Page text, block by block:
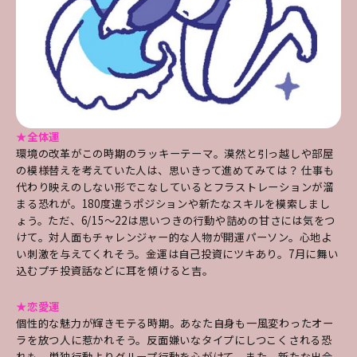
★全体運
環境の改革がこの時期のラッキーテーマ。漠然と引っ越しや部屋
の模様替えを考えていた人は、思いきって進めてみては？ 仕事も
代わり映えのしない形でこなしているとフラストレーションが溜
まる恐れが。180度違うポジションや新たなスキルを模索しまし
ょう。ただ、6/15～22は思いつきの行動や詰めの甘さには気をつ
けて。対人面もチャレンジャー的な人物が開運パーソン。心地よ
い刺激を与えてくれそう。金運は自己投資にツキあり。7月に舞い
込むプチ投資話などに耳を傾けると吉。
★恋愛運
個性的な魅力が輝きモテる時期。あなた自身も一風変わったオー
ラを放つ人に惹かれそう。反面嫌いなタイプにしつこくされる恐